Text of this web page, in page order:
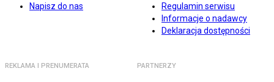
Napisz do nas
Regulamin serwisu
Informacje o nadawcy
Deklaracja dostępności
REKLAMA I PRENUMERATA PARTNERZY